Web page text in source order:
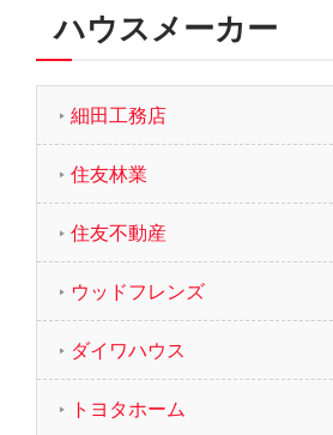
ハウスメーカー
細田工務店
住友林業
住友不動産
ウッドフレンズ
ダイワハウス
トヨタホーム